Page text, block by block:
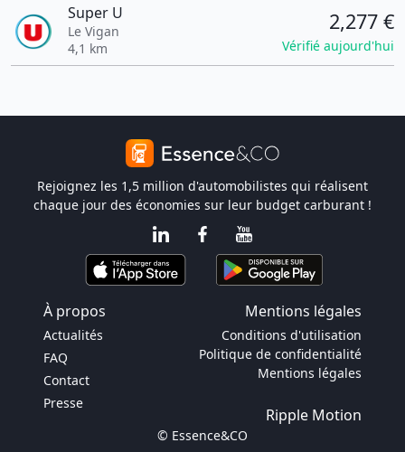
Super U
Le Vigan
4,1 km
2,277 €
Vérifié aujourd'hui
Rejoignez les 1,5 million d'automobilistes qui réalisent
chaque jour des économies sur leur budget carburant !
À propos Mentions légales
Actualités
FAQ
Contact
Presse
Conditions d'utilisation
Politique de confidentialité
Mentions légales
Ripple Motion
© Essence&CO